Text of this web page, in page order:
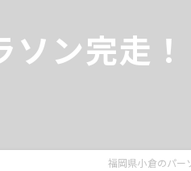
ソン完走！
福岡県小倉のパー